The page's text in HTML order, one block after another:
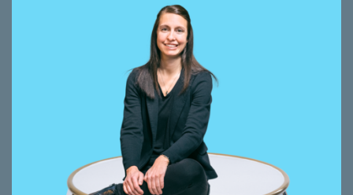
angelika.koller@smeyers.ch
Beratungsschwerpunkte
Bewirtschaftung Wohnen
Bewirtschaftung Gewerbe
Seit 2024 bei smeyers, davor Teamleitung
und Portfoliobetreuung mit